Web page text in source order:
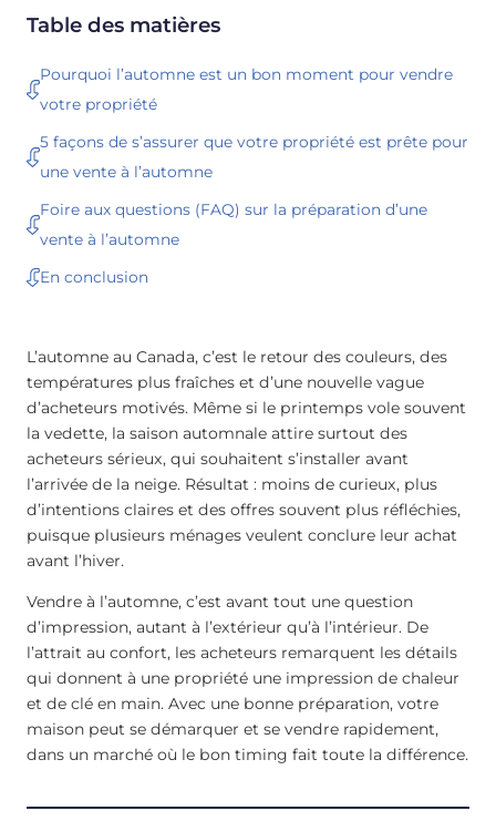
Table des matières
Pourquoi l’automne est un bon moment pour vendre
votre propriété
5 façons de s’assurer que votre propriété est prête pour
une vente à l’automne
Foire aux questions (FAQ) sur la préparation d’une
vente à l’automne
En conclusion
L’automne au Canada, c’est le retour des couleurs, des
températures plus fraîches et d’une nouvelle vague
d’acheteurs motivés. Même si le printemps vole souvent
la vedette, la saison automnale attire surtout des
acheteurs sérieux, qui souhaitent s’installer avant
l’arrivée de la neige. Résultat : moins de curieux, plus
d’intentions claires et des offres souvent plus réfléchies,
puisque plusieurs ménages veulent conclure leur achat
avant l’hiver.
Vendre à l’automne, c’est avant tout une question
d’impression, autant à l’extérieur qu’à l’intérieur. De
l’attrait au confort, les acheteurs remarquent les détails
qui donnent à une propriété une impression de chaleur
et de clé en main. Avec une bonne préparation, votre
maison peut se démarquer et se vendre rapidement,
dans un marché où le bon timing fait toute la différence.